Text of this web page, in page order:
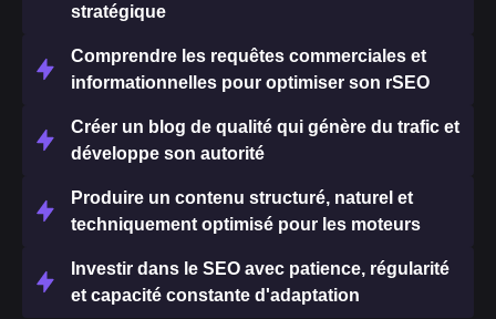
stratégique
Comprendre les requêtes commerciales et
informationnelles pour optimiser son rSEO
Créer un blog de qualité qui génère du trafic et
développe son autorité
Produire un contenu structuré, naturel et
techniquement optimisé pour les moteurs
Investir dans le SEO avec patience, régularité
et capacité constante d'adaptation